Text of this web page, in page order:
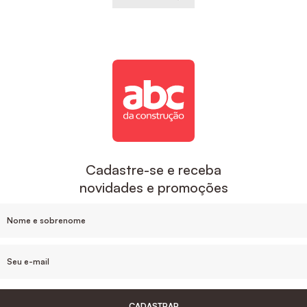
Cadastre-se e receba
novidades e promoções